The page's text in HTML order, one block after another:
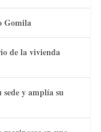
Gomila
de la vivienda
y amplía su